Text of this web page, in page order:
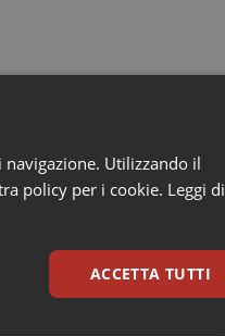
per
e cura a carattere
Utilizzando il
policy per i cookie. Leggi di
ACCETTA TUTTI